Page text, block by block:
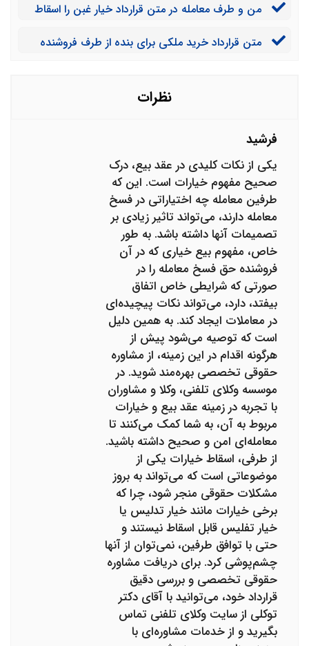
خریدار می شود؟
من و طرف معامله در متن قرارداد خیار غبن را اسقاط
خریداری شده بسیار کمتر است تکلیف من چیست؟
متن قرارداد خرید ملکی برای بنده از طرف فروشنده
نظرات
فرشید
یکی از نکات کلیدی در عقد بیع، درک
صحیح مفهوم خیارات است. این که
طرفین معامله چه اختیاراتی در فسخ
معامله دارند، می‌تواند تاثیر زیادی بر
تصمیمات آنها داشته باشد. به طور
خاص، مفهوم بیع خیاری که در آن
فروشنده حق فسخ معامله را در
صورتی که شرایطی خاص اتفاق
بیفتد، دارد، می‌تواند نکات پیچیده‌ای
در معاملات ایجاد کند. به همین دلیل
است که توصیه می‌شود پیش از
هرگونه اقدام در این زمینه، از مشاوره
حقوقی تخصصی بهره‌مند شوید. در
موسسه وکلای تلفنی، وکلا و مشاوران
با تجربه در زمینه عقد بیع و خیارات
مربوط به آن، به شما کمک می‌کنند تا
معامله‌ای امن و صحیح داشته باشید.
از طرفی، اسقاط خیارات یکی از
موضوعاتی است که می‌تواند به بروز
مشکلات حقوقی منجر شود، چرا که
برخی خیارات مانند خیار تدلیس یا
خیار تفلیس قابل اسقاط نیستند و
حتی با توافق طرفین، نمی‌توان از آنها
چشم‌پوشی کرد. برای دریافت مشاوره
حقوقی تخصصی و بررسی دقیق
قرارداد خود، می‌توانید با آقای دکتر
توکلی از سایت وکلای تلفنی تماس
بگیرید و از خدمات مشاوره‌ای با